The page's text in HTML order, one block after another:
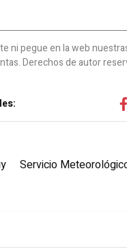
ni pegue en la web
Derechos de autor
Servicio